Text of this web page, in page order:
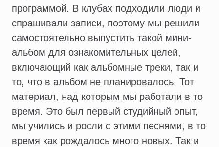
программой. В клубах подходили люди и
спрашивали записи, поэтому мы решили
самостоятельно выпустить такой мини-
альбом для ознакомительных целей,
включающий как альбомные треки, так и
то, что в альбом не планировалось. Тот
материал, над которым мы работали в то
время. Это был первый студийный опыт,
мы учились и росли с этими песнями, в то
время как рождалось много новых. Так и